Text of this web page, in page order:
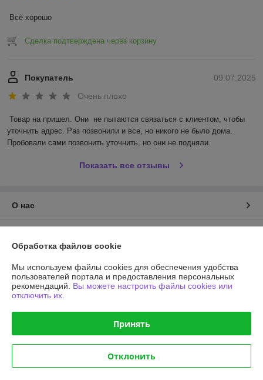
Всё хорошо
Сделка подтверждена через корзину
09.07.2025
Покупатель
Очень плохо
Товар на пришел. Они  не пытаются связаться с клиентом, чтобы
уточнить адрес. Раз позвонили и все, но никого не было дома.
Пробовали сами позвонить уточнить, но они не подняли.
Показать все отзывы
О нас
График работы
Полная версия сайта
Политика обработки cookies
Обработка файлов cookie
Мы используем файлы cookies для обеспечения удобства
пользователей портала и предоставления персональных
рекомендаций. Вы можете настроить файлы cookies или
отключить их.
Принять
Отклонить